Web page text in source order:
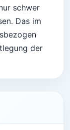
schwer
Das im
der